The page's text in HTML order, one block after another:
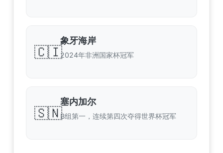
🇨🇮
象牙海岸
2024年非洲国家杯冠军
🇸🇳
塞内加尔
B组第一，连续第四次夺得世界杯冠军